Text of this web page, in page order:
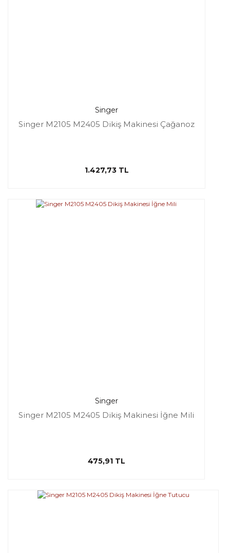
Singer
Singer M2105 M2405 Dikiş Makinesi Çağanoz
1.427,73 TL
Singer
Singer M2105 M2405 Dikiş Makinesi İğne Mili
475,91 TL